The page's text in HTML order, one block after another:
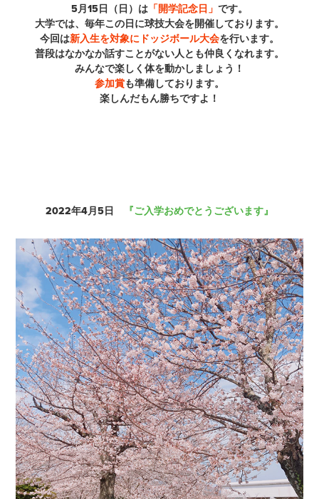
5月15日（日）は 「開学記念日」 です。
大学では、毎年この日に球技大会を開催しております。
今回は新入生を対象にドッジボール大会を行います。
普段はなかなか話すことがない人とも仲良くなれます。
みんなで楽しく体を動かしましょう！
参加賞も準備しております。
楽しんだもん勝ちですよ！
2022年4月5日 『ご入学おめでとうございます』